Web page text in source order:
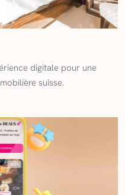
digitale pour une
suisse.